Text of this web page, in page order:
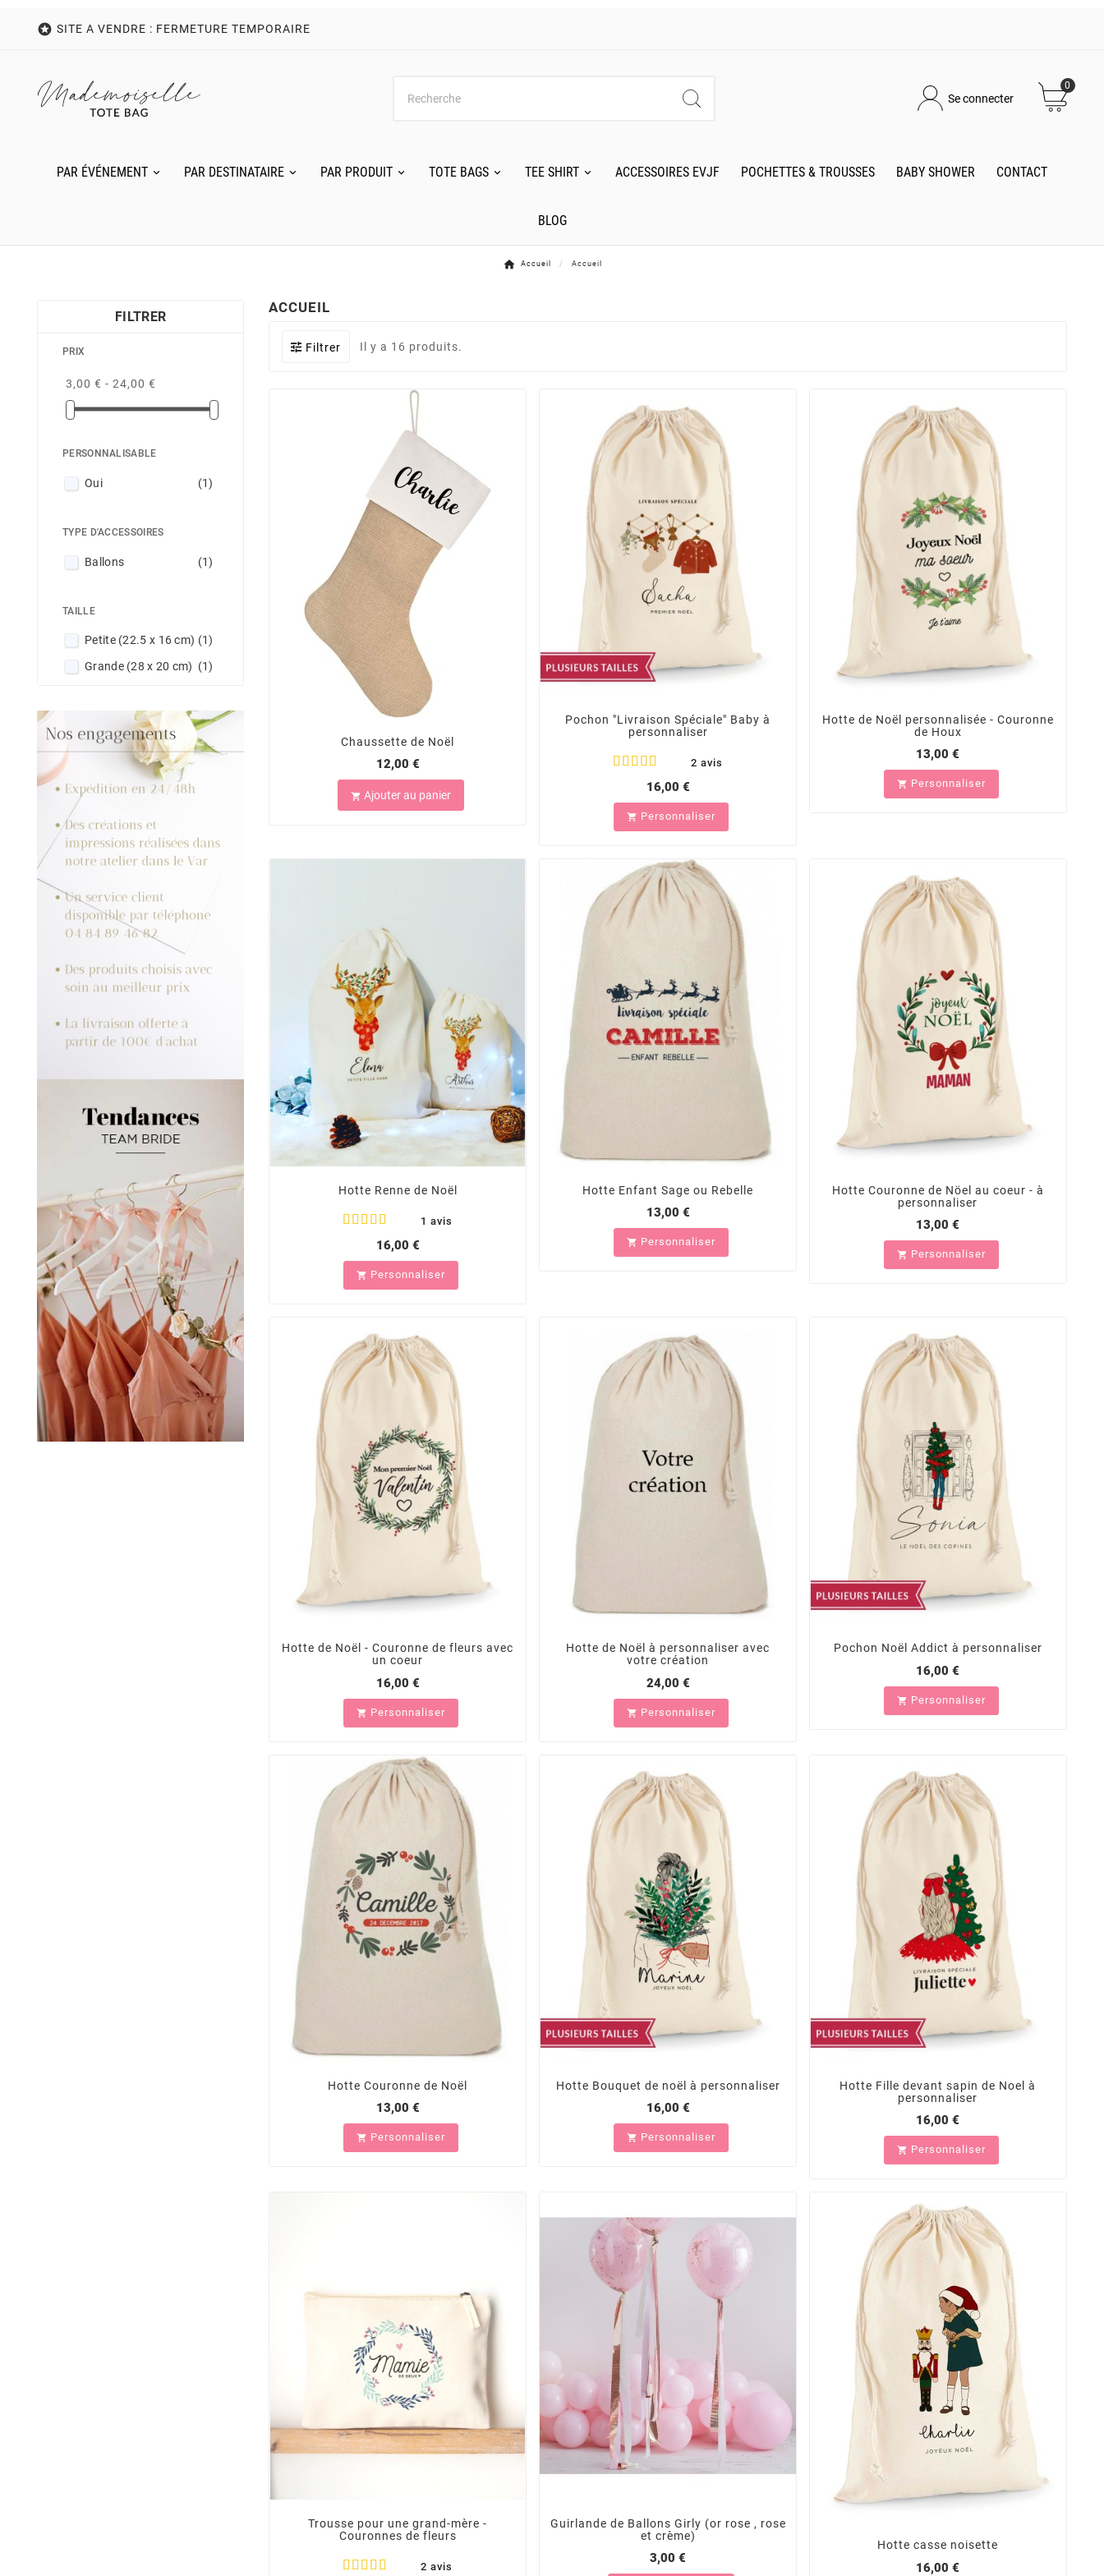
 SITE A VENDRE : FERMETURE TEMPORAIRE
Se connecter
0
PAR ÉVÉNEMENT PAR DESTINATAIRE PAR PRODUIT TOTE BAGS TEE SHIRT ACCESSOIRES EVJF POCHETTES & TROUSSES BABY SHOWER CONTACT
BLOG
Accueil Accueil
FILTRER
PRIX
3,00 € - 24,00 €
PERSONNALISABLE
Oui (1)
TYPE D'ACCESSOIRES
Ballons (1)
TAILLE
Petite (22.5 x 16 cm) (1)
Grande (28 x 20 cm) (1)
ACCUEIL
Filtrer Il y a 16 produits.
Chaussette de Noël
12,00 €
 Ajouter au panier
Pochon "Livraison Spéciale" Baby à
personnaliser
2 avis
16,00 €
 Personnaliser
Hotte de Noël personnalisée - Couronne
de Houx
13,00 €
 Personnaliser
Hotte Renne de Noël
1 avis
16,00 €
 Personnaliser
Hotte Enfant Sage ou Rebelle
13,00 €
 Personnaliser
Hotte Couronne de Nöel au coeur - à
personnaliser
13,00 €
 Personnaliser
Hotte de Noël - Couronne de fleurs avec
un coeur
16,00 €
 Personnaliser
Hotte de Noël à personnaliser avec
votre création
24,00 €
 Personnaliser
Pochon Noël Addict à personnaliser
16,00 €
 Personnaliser
Hotte Couronne de Noël
13,00 €
 Personnaliser
Hotte Bouquet de noël à personnaliser
16,00 €
 Personnaliser
Hotte Fille devant sapin de Noel à
personnaliser
16,00 €
 Personnaliser
Trousse pour une grand-mère -
Couronnes de fleurs
2 avis
Guirlande de Ballons Girly (or rose , rose
et crème)
3,00 €
Hotte casse noisette
16,00 €